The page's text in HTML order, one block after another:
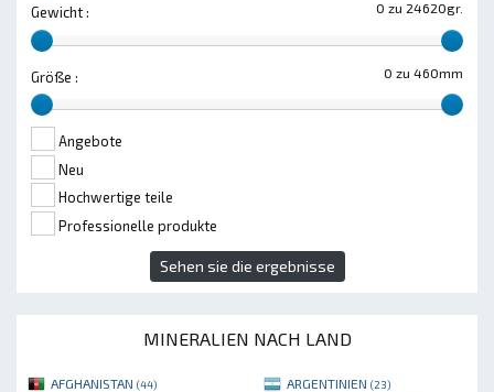
0 zu 24620gr.
Gewicht :
0 zu 460mm
Größe :
Angebote
Neu
Hochwertige teile
Professionelle produkte
Sehen sie die ergebnisse
MINERALIEN NACH LAND
AFGHANISTAN (44) ARGENTINIEN (23)